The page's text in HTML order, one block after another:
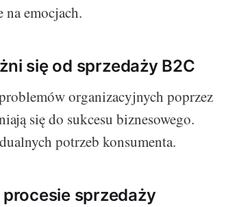
na emocjach.
się od sprzedaży B2C
organizacyjnych poprzez
się do sukcesu biznesowego.
potrzeb konsumenta.
sprzedaży